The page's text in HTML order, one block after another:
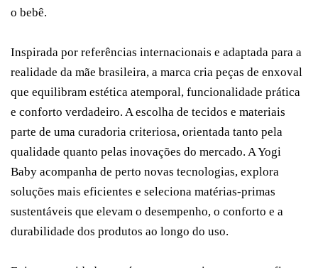
o bebê.
Inspirada por referências internacionais e adaptada para a
realidade da mãe brasileira, a marca cria peças de enxoval
que equilibram estética atemporal, funcionalidade prática
e conforto verdadeiro. A escolha de tecidos e materiais
parte de uma curadoria criteriosa, orientada tanto pela
qualidade quanto pelas inovações do mercado. A Yogi
Baby acompanha de perto novas tecnologias, explora
soluções mais eficientes e seleciona matérias-primas
sustentáveis que elevam o desempenho, o conforto e a
durabilidade dos produtos ao longo do uso.